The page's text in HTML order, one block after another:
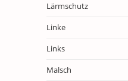
Lärmschutz
Linke
Links
Malsch